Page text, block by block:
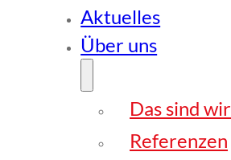
Aktuelles
Über uns
Das sind wir
Referenzen